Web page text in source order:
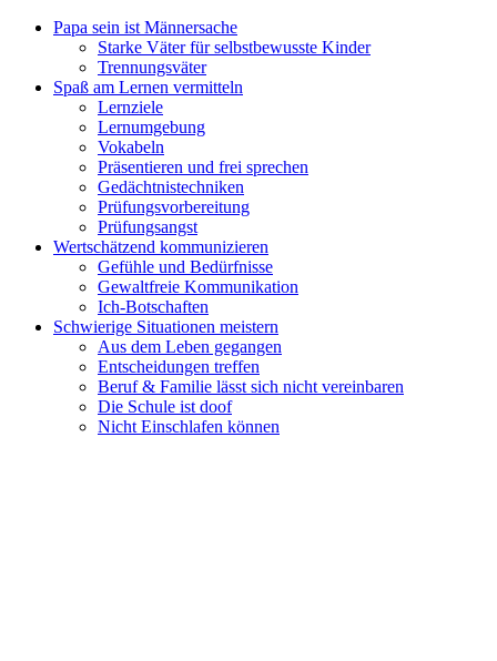
Papa sein ist Männersache
Starke Väter für selbstbewusste Kinder
Trennungsväter
Spaß am Lernen vermitteln
Lernziele
Lernumgebung
Vokabeln
Präsentieren und frei sprechen
Gedächtnistechniken
Prüfungsvorbereitung
Prüfungsangst
Wertschätzend kommunizieren
Gefühle und Bedürfnisse
Gewaltfreie Kommunikation
Ich-Botschaften
Schwierige Situationen meistern
Aus dem Leben gegangen
Entscheidungen treffen
Beruf & Familie lässt sich nicht vereinbaren
Die Schule ist doof
Nicht Einschlafen können